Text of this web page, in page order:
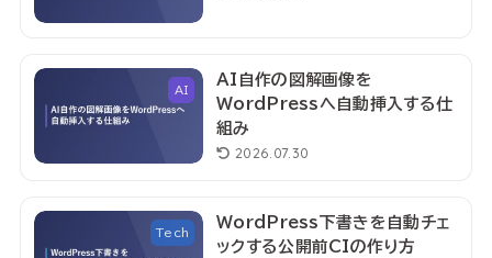
AI
AI自作の図解画像を
WordPressへ自動挿入する仕
組み
2026.07.30
Tech
WordPress下書きを自動チェ
ックする公開前CIの作り方